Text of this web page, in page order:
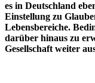
es in Deutschland
Einstellung zu
Lebensbereiche.
darüber hinaus zu
Gesellschaft weiter